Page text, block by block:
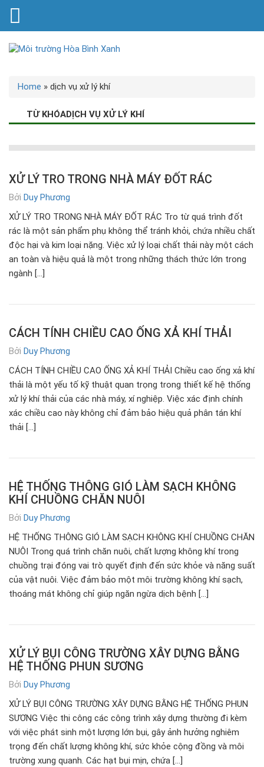
Home » dịch vụ xử lý khí
TỪ KHÓADỊCH VỤ XỬ LÝ KHÍ
XỬ LÝ TRO TRONG NHÀ MÁY ĐỐT RÁC
Bởi Duy Phương
XỬ LÝ TRO TRONG NHÀ MÁY ĐỐT RÁC Tro từ quá trình đốt
rác là một sản phẩm phụ không thể tránh khỏi, chứa nhiều chất
độc hại và kim loại nặng. Việc xử lý loại chất thải này một cách
an toàn và hiệu quả là một trong những thách thức lớn trong
ngành […]
CÁCH TÍNH CHIỀU CAO ỐNG XẢ KHÍ THẢI
Bởi Duy Phương
CÁCH TÍNH CHIỀU CAO ỐNG XẢ KHÍ THẢI Chiều cao ống xả khí
thải là một yếu tố kỹ thuật quan trọng trong thiết kế hệ thống
xử lý khí thải của các nhà máy, xí nghiệp. Việc xác định chính
xác chiều cao này không chỉ đảm bảo hiệu quả phân tán khí
thải […]
HỆ THỐNG THÔNG GIÓ LÀM SẠCH KHÔNG
KHÍ CHUỒNG CHĂN NUÔI
Bởi Duy Phương
HỆ THỐNG THÔNG GIÓ LÀM SẠCH KHÔNG KHÍ CHUỒNG CHĂN
NUÔI Trong quá trình chăn nuôi, chất lượng không khí trong
chuồng trại đóng vai trò quyết định đến sức khỏe và năng suất
của vật nuôi. Việc đảm bảo một môi trường không khí sạch,
thoáng mát không chỉ giúp ngăn ngừa dịch bệnh […]
XỬ LÝ BỤI CÔNG TRƯỜNG XÂY DỰNG BẰNG
HỆ THỐNG PHUN SƯƠNG
Bởi Duy Phương
XỬ LÝ BỤI CÔNG TRƯỜNG XÂY DỰNG BẰNG HỆ THỐNG PHUN
SƯƠNG Việc thi công các công trình xây dựng thường đi kèm
với việc phát sinh một lượng lớn bụi, gây ảnh hưởng nghiêm
trọng đến chất lượng không khí, sức khỏe cộng đồng và môi
trường xung quanh. Các hạt bụi mịn, chứa […]